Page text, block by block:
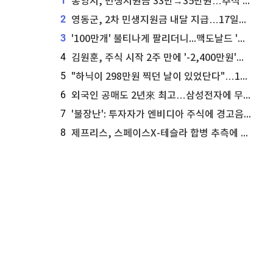
2 영동군, 2차 민생지원금 내달 지급…17일부터 신청 접수
3 '100만개' 불티나게 팔리더니...맥도날드 '충주찰옥수수버거' 돌연 판매 종료
4 김원훈, 주식 시작 2주 만에 '-2,400만원'…"차 한 대 값 날렸다"
5 "하닉이 298만원 찍던 날이 있었단다"…100만 클릭 '전래동화' 정체
6 외국인 공매도 2년來 최고…삼성전자에 무슨일이 [B급기자의 B급리포트]
7 '불장난': 투자자가 엔비디아 주식에 경고음 울려
8 제프리스, 스페이스X-테슬라 합병 추측에 대한 트래커 주식 가능성 분석